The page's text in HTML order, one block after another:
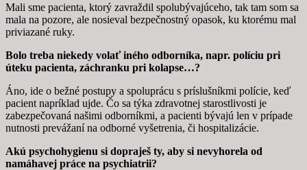
Mali sme pacienta, ktorý zavraždil spolubývajúceho, tak tam som sa
mala na pozore, ale nosieval bezpečnostný opasok, ku ktorému mal
priviazané ruky.
Bolo treba niekedy volať iného odborníka, napr. políciu pri
úteku pacienta, záchranku pri kolapse…?
Áno, ide o bežné postupy a spoluprácu s príslušníkmi polície, keď
pacient napríklad ujde. Čo sa týka zdravotnej starostlivosti je
zabezpečovaná našimi odborníkmi, a pacienti bývajú len v prípade
nutnosti prevážaní na odborné vyšetrenia, či hospitalizácie.
Akú psychohygienu si dopraješ ty, aby si nevyhorela od
namáhavej práce na psychiatrii?